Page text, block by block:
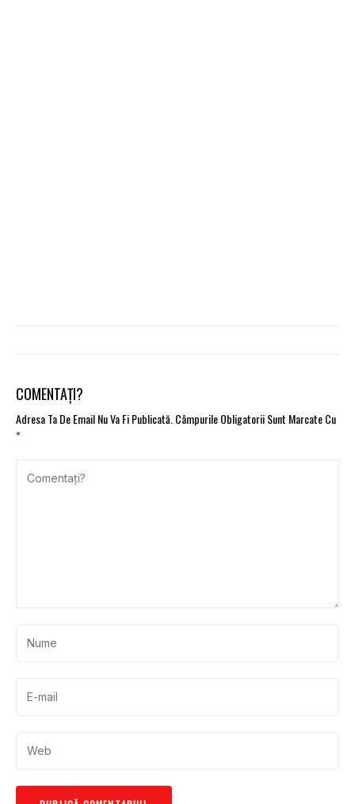
COMENTAȚI?
Adresa Ta De Email Nu Va Fi Publicată.Câmpurile Obligatorii Sunt Marcate Cu
*